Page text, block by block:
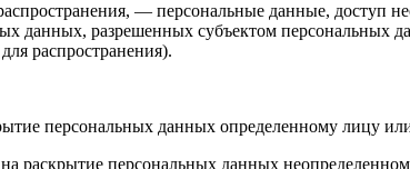
— персональные данные, доступ
данных, разрешенных субъектом персональных
распространения).
персональных данных определенному лицу
раскрытие персональных данных